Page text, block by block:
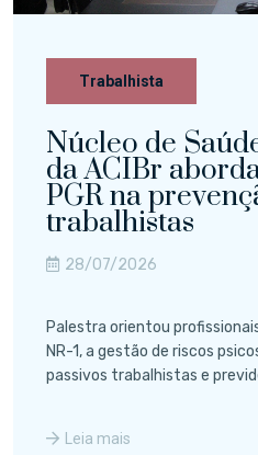
Trabalhista
Núcleo de
da ACIBr
PGR na
trabalhistas
28/07/2026
Palestra orientou
NR-1, a gestão de riscos
passivos trabalhistas e
Leia mais